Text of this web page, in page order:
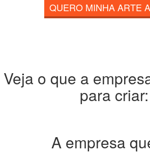
QUERO MINHA ARTE
Veja o que a
para criar:
A empresa